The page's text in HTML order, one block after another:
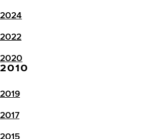
2024
2022
2020
2010
2019
2017
2015